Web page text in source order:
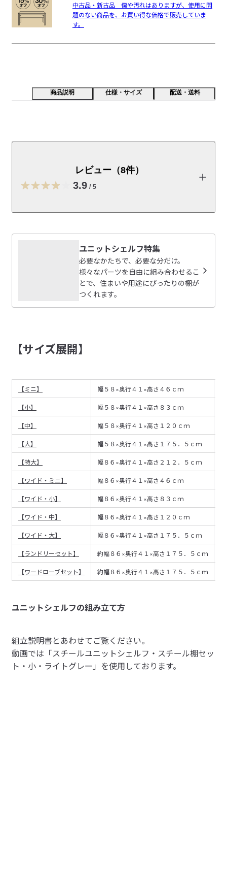
中古品・新古品 傷や汚れはありますが、使用に問
題のない商品を、お買い得な価格で販売していま
す。
商品説明 仕様・サイズ 配送・送料
ら「ライトグレー」が追加されております。「グレー」
と色が異なりますのでご注意ください。
※本商品は組み立てが必要です。
て配送員が組み立てを行う有料の組み立てサービスを承りま
お電話・ネットストアでは組み立てサービスを承っておりませ
スチールユニットシェルフのよくある質問はこちら
受取手段
店舗受け取り可・コンビニ受け取り不可
一部店舗受け取り可能
受け取り可能店舗を見る
レビュー（8件）
3.9 / 5
キッチンのカウンター下を整理したかったのでちょうどサ
good
2024/11/19
求めていた低さのシェルフがあってよかった！
ファミクロの子供用品収納に使っています。子供が自分で
カバンを収納しやすい高さです。
参考になった（20人）
2024/11/10
拡張性が乏しい
音が響くのと、高さが固定されてるため拡張性がなく値段
の割にいまいちでした。
オプションで高さの変更や追加はできないみたいです。
参考になった（29人）
すべてのレビューを見る 閉じる
ユニットシェルフ特集
必要なかたちで、必要な分だけ。
様々なパーツを自由に組み合わせるこ
とで、住まいや用途にぴったりの棚が
つくれます。
【サイズ展開】
【ミニ】 幅５８×奥行４１×高さ４６ｃｍ
【小】 幅５８×奥行４１×高さ８３ｃｍ
【中】 幅５８×奥行４１×高さ１２０ｃｍ
【大】 幅５８×奥行４１×高さ１７５．５ｃｍ
【特大】 幅８６×奥行４１×高さ２１２．５ｃｍ
【ワイド・ミニ】 幅８６×奥行４１×高さ４６ｃｍ
【ワイド・小】 幅８６×奥行４１×高さ８３ｃｍ
【ワイド・中】 幅８６×奥行４１×高さ１２０ｃｍ
【ワイド・大】 幅８６×奥行４１×高さ１７５．５ｃｍ
【ランドリーセット】 約幅８６×奥行４１×高さ１７５．５ｃｍ
【ワードローブセット】 約幅８６×奥行４１×高さ１７５．５ｃｍ
ユニットシェルフの組み立て方
組立説明書とあわせてご覧ください。
動画では「スチールユニットシェルフ・スチール棚セッ
ト・小・ライトグレー」を使用しております。